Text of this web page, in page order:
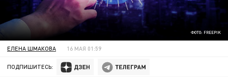
ФОТО: FREEPIK
ЕЛЕНА ШМАКОВА 16 МАЯ 01:59
ПОДПИШИТЕСЬ: